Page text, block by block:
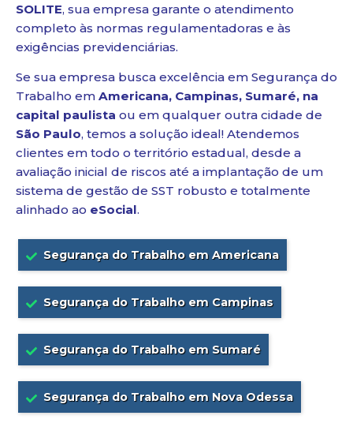
SOLITE, sua empresa garante o atendimento
completo às normas regulamentadoras e às
exigências previdenciárias.
Se sua empresa busca excelência em Segurança do
Trabalho em Americana, Campinas, Sumaré, na
capital paulista ou em qualquer outra cidade de
São Paulo, temos a solução ideal! Atendemos
clientes em todo o território estadual, desde a
avaliação inicial de riscos até a implantação de um
sistema de gestão de SST robusto e totalmente
alinhado ao eSocial.
Segurança do Trabalho em Americana
Segurança do Trabalho em Campinas
Segurança do Trabalho em Sumaré
Segurança do Trabalho em Nova Odessa